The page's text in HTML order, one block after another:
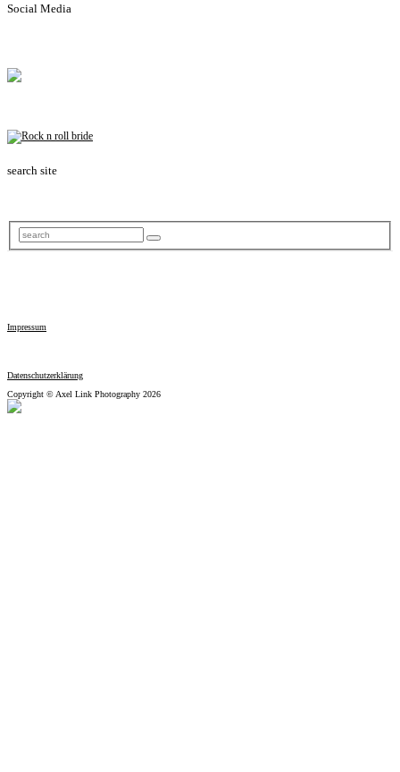
Social Media
search site
Impressum
Datenschutzerklärung
Copyright © Axel Link Photography 2026